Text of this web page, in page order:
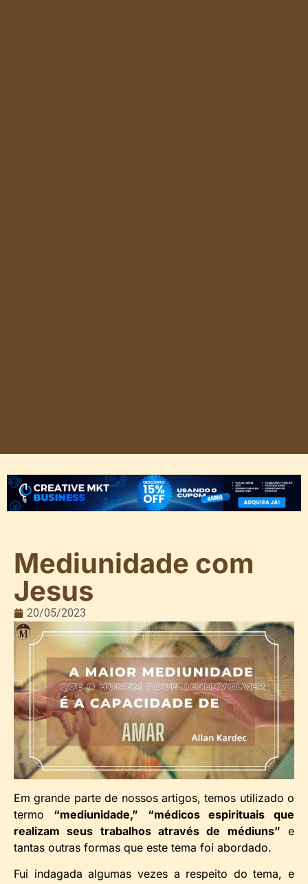
Mediunidade com
Jesus
20/05/2023
Em grande parte de nossos artigos, temos utilizado o
termo “mediunidade,”
“médicos espirituais que
realizam seus trabalhos através de médiuns” e
tantas outras formas que este tema foi abordado.
Fui indagada algumas vezes a respeito do tema, e